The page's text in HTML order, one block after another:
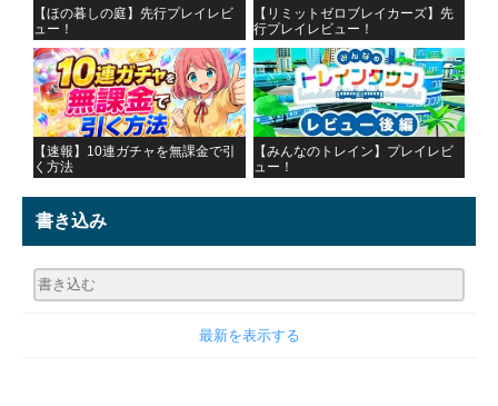
【ほの暮しの庭】先行プレイレビ
ュー！
【リミットゼロブレイカーズ】先
行プレイレビュー！
【速報】10連ガチャを無課金で引
く方法
【みんなのトレイン】プレイレビ
ュー！
書き込み
最新を表示する